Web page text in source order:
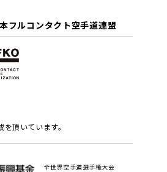
フルコンタクト空手道連盟
頂いています。
全世界空手道選手権大会